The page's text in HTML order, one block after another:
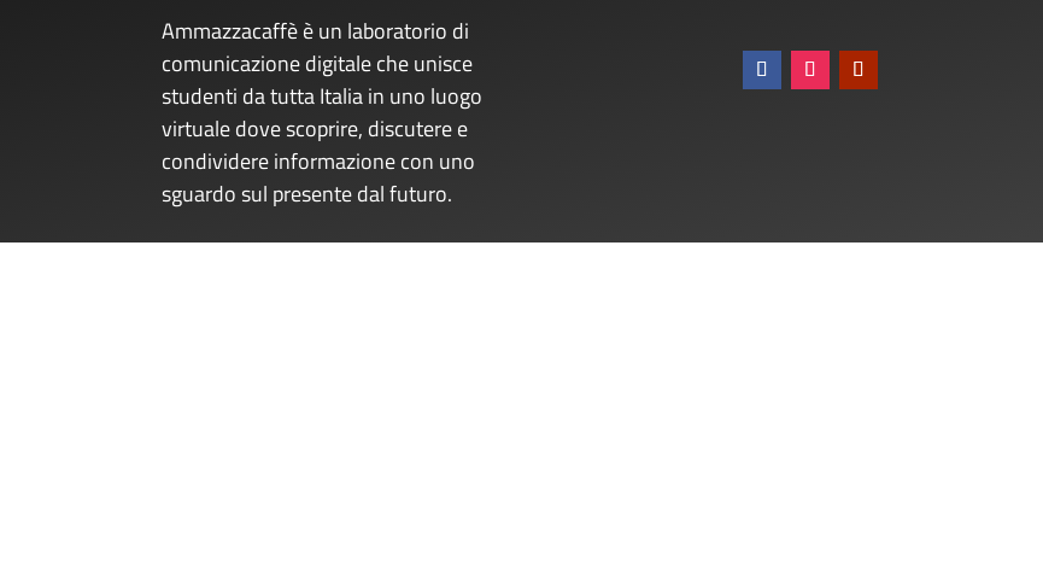
Ammazzacaffè è un laboratorio di
comunicazione digitale che unisce
studenti da tutta Italia in uno luogo
virtuale dove scoprire, discutere e
condividere informazione con uno
sguardo sul presente dal futuro.